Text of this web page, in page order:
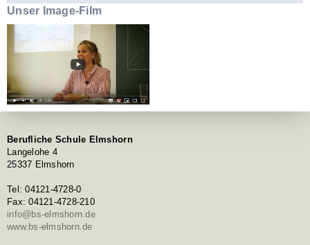
Unser Image-Film
Berufliche Schule Elmshorn
Langelohe 4
25337 Elmshorn
Tel: 04121-4728-0
Fax: 04121-4728-210
info@bs-elmshorn.de
www.bs-elmshorn.de